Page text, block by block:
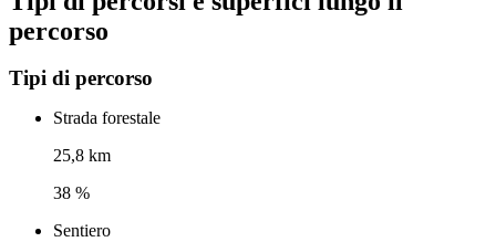
percorso
Tipi di percorso
Strada forestale
25,8 km
38 %
Sentiero